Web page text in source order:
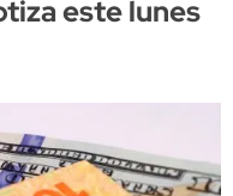
este lunes